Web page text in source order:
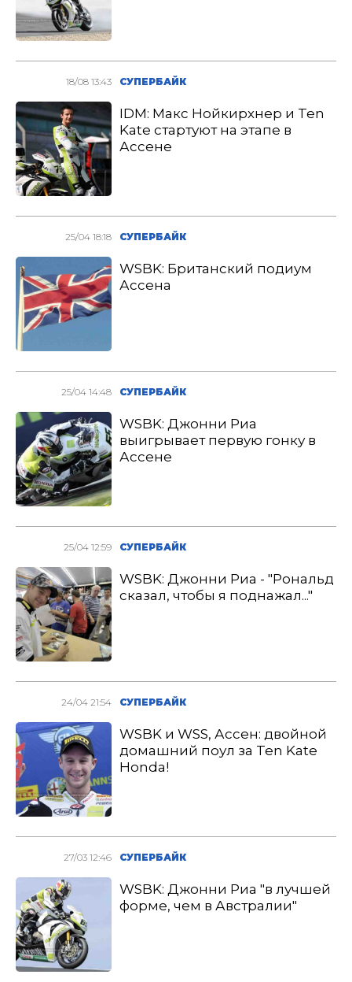
18/08 13:43 СУПЕРБАЙК
IDM: Макс Нойкирхнер и Ten
Kate стартуют на этапе в
Ассене
25/04 18:18 СУПЕРБАЙК
WSBK: Британский подиум
Ассена
25/04 14:48 СУПЕРБАЙК
WSBK: Джонни Риа
выигрывает первую гонку в
Ассене
25/04 12:59 СУПЕРБАЙК
WSBK: Джонни Риа - "Рональд
сказал, чтобы я поднажал..."
24/04 21:54 СУПЕРБАЙК
WSBK и WSS, Ассен: двойной
домашний поул за Ten Kate
Honda!
27/03 12:46 СУПЕРБАЙК
WSBK: Джонни Риа "в лучшей
форме, чем в Австралии"